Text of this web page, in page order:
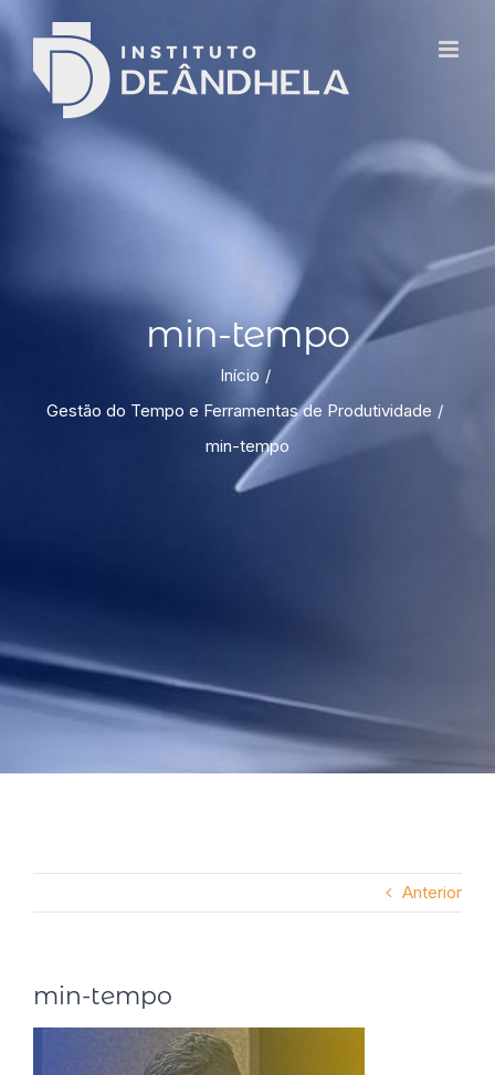
min-tempo
Início
Gestão do Tempo e Ferramentas de Produtividade
min-tempo
Anterior
min-tempo